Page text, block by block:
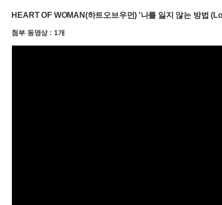
HEART OF WOMAN(하트오브우먼) '나를 잃지 않는 방법
첨부 동영상 : 1개